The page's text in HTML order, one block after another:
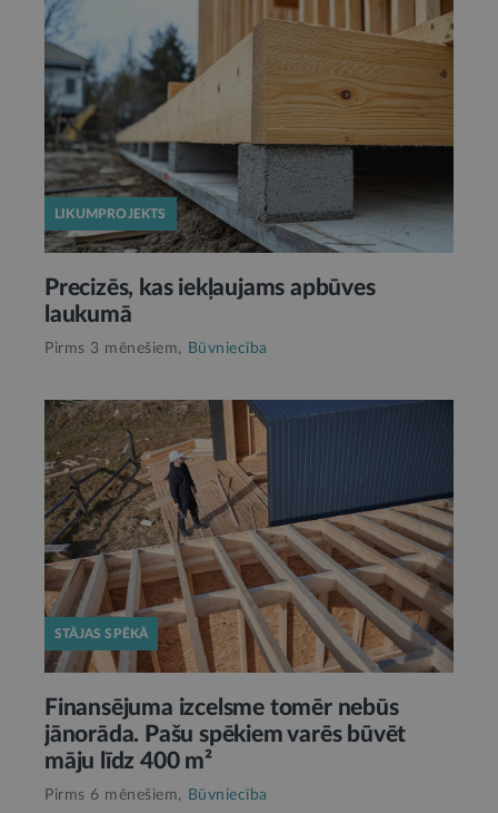
LIKUMPROJEKTS
Precizēs, kas iekļaujams apbūves
laukumā
Pirms 3 mēnešiem, Būvniecība
STĀJAS SPĒKĀ
Finansējuma izcelsme tomēr nebūs
jānorāda. Pašu spēkiem varēs būvēt
māju līdz 400 m²
Pirms 6 mēnešiem, Būvniecība